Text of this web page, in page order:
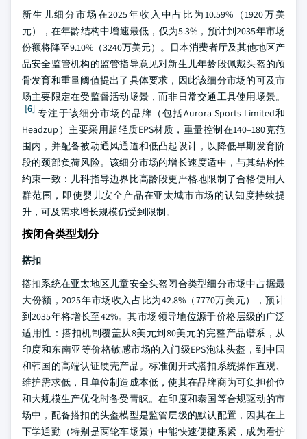
新生儿细分市场在2025年收入中占比为10.59%（1920万美
元），在年龄结构中增速最低，仅为5.3%，预计到2035年市场
份额将降至9.10%（3240万美元）。日本消费者厅及其他地区产
品安全监管机构的监管指导意见对新生儿年龄段佩戴头盔的颅
骨发育和重量阈值提出了具体要求，因此该细分市场的可及市
场主要限定在受监督活动场景，而非日常交通工具使用场景。
[6] 专注于该细分市场的品牌（包括Aurora Sports Limited和
Headzup）主要采用超轻质EPS材质，重量控制在140–180克范
围内，并配备被动通风通道和低凸起设计，以降低早期发育阶
段的颈部负荷风险。该细分市场的增长速度适中，与其结构性
约束一致：儿科指导边界比高龄段更严格地限制了合格使用人
群范围，即使婴儿安全产品在亚太城市市场的认知度持续提
升，可及需求增长规模仍受到限制。
按闭合类型划分
搭扣
搭扣系统在亚太地区儿童安全头盔闭合类型细分市场中占据最
大份额，2025年市场收入占比为42.8%（7770万美元），预计
到2035年将增长至42%。其市场领导地位源于价格层级的广泛
适用性：搭扣机制覆盖从8美元到80美元的完整产品谱系，从
印度和东南亚等价格敏感市场的入门级EPS泡沫头盔，到中国
和韩国的高端认证硬壳产品。标准侧开式搭扣系统操作直观、
维护需求低，且单位制造成本低，使其在品牌商为可负担价位
和大规模生产优化时备受青睐。在印度和泰国等合规驱动的市
场中，配备搭扣的头盔模型是监管层级的默认配置，因其在上
下学通勤（特别是两轮车场景）中能快速便捷系紧，成为看护